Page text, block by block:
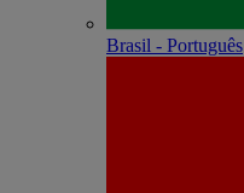
Brasil - Português